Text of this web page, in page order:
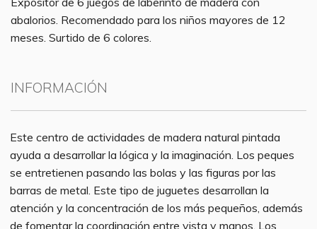
abalorios. Recomendado para los niños mayores de 12
meses. Surtido de 6 colores.
INFORMACIÓN
Este centro de actividades de madera natural pintada
ayuda a desarrollar la lógica y la imaginación. Los peques
se entretienen pasando las bolas y las figuras por las
barras de metal. Este tipo de juguetes desarrollan la
atención y la concentración de los más pequeños, además
de fomentar la coordinación entre vista y manos. Los